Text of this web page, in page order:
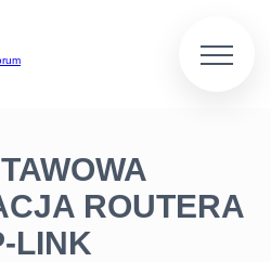
ROUTERA
LINK